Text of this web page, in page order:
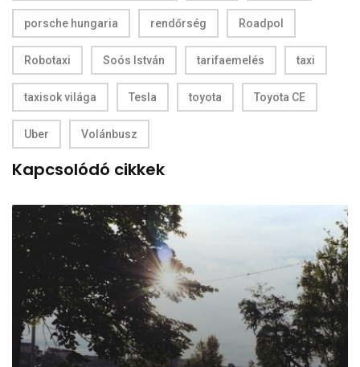
porsche hungaria rendőrség Roadpol
Robotaxi Soós István tarifaemelés taxi
taxisok világa Tesla toyota Toyota CE
Uber Volánbusz
Kapcsolódó cikkek